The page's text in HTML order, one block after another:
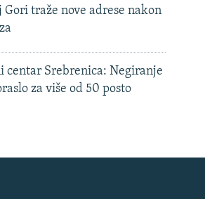
Gori traže nove adrese nakon
centar Srebrenica: Negiranje
za više od 50 posto